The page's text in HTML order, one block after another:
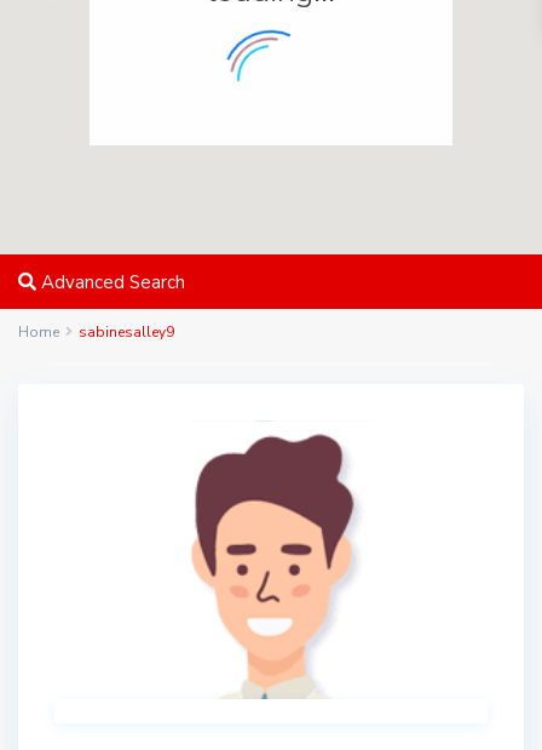
Advanced Search
Home sabinesalley9